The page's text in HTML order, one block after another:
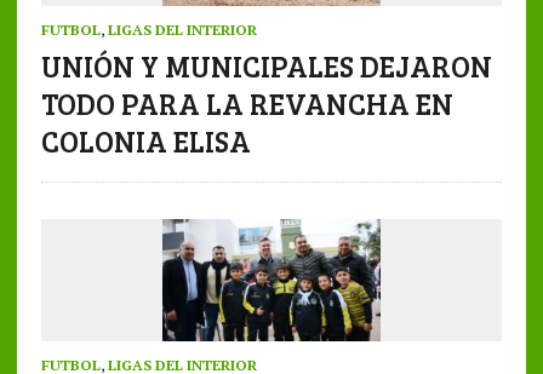
FUTBOL, LIGAS DEL INTERIOR
UNIÓN Y MUNICIPALES DEJARON
TODO PARA LA REVANCHA EN
COLONIA ELISA
FUTBOL, LIGAS DEL INTERIOR